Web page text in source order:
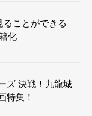
ることができる
化
ズ 決戦！九龍城
特集！